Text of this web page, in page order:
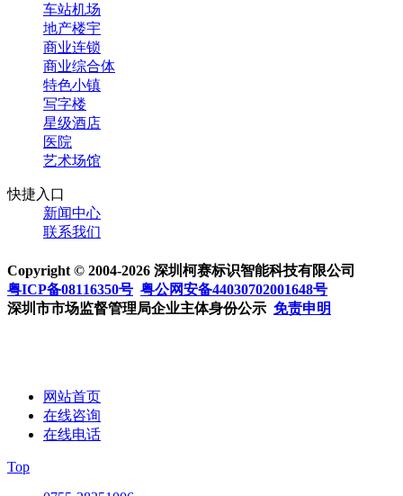
车站机场
地产楼宇
商业连锁
商业综合体
特色小镇
写字楼
星级酒店
医院
艺术场馆
快捷入口
新闻中心
联系我们
Copyright © 2004-2026 深圳柯赛标识智能科技有限公司
粤ICP备08116350号 粤公网安备44030702001648号
深圳市市场监督管理局企业主体身份公示 免责申明
网站首页
在线咨询
在线电话
Top